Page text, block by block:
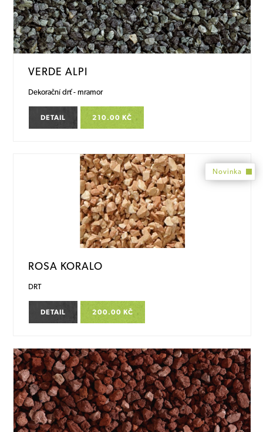
VERDE ALPI
Dekorační drť - mramor
DETAIL 210.00 KČ
Novinka
ROSA KORALO
DRT
DETAIL 200.00 KČ